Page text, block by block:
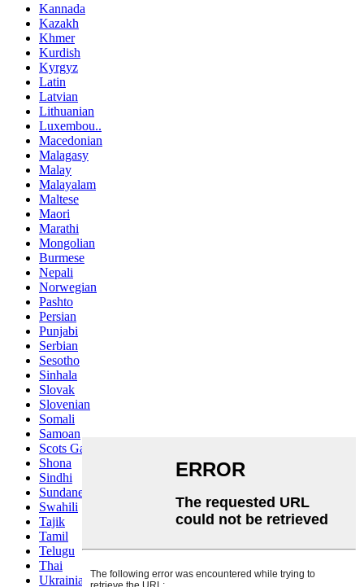
Kannada
Kazakh
Khmer
Kurdish
Kyrgyz
Latin
Latvian
Lithuanian
Luxembou..
Macedonian
Malagasy
Malay
Malayalam
Maltese
Maori
Marathi
Mongolian
Burmese
Nepali
Norwegian
Pashto
Persian
Punjabi
Serbian
Sesotho
Sinhala
Slovak
Slovenian
Somali
Samoan
Scots Gaelic
Shona
Sindhi
Sundanese
Swahili
Tajik
Tamil
Telugu
Thai
Ukrainian